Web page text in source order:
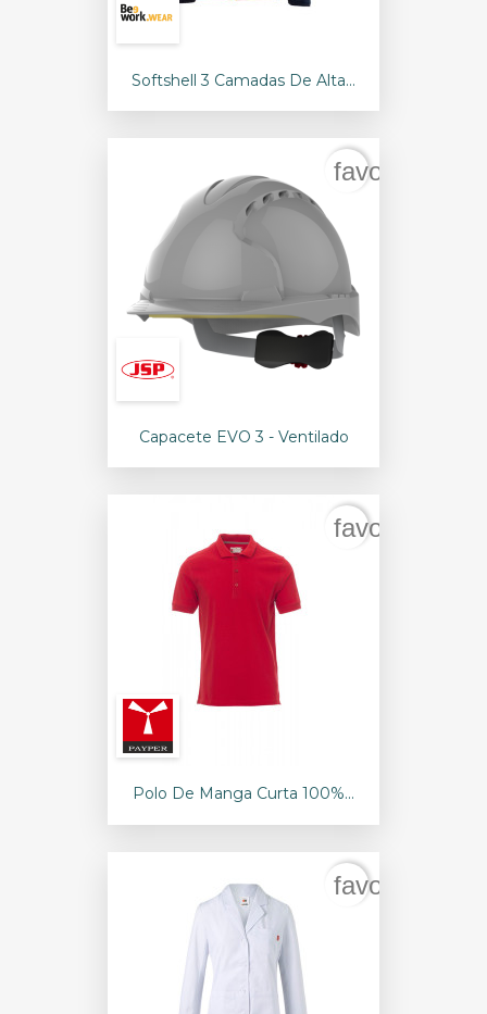
Softshell 3 Camadas De Alta...
Capacete EVO 3 - Ventilado
Polo De Manga Curta 100%...